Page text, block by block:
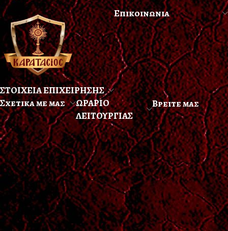
ΣΤΟΙΧΕΙΑ ΕΠΙΧΕΙΡΗΣΗΣ
Επικοινωνια
Σχετικα με μας
ΩΡΑΡΙΟ
ΛΕΙΤΟΥΡΓΙΑΣ
Βρειτε μας